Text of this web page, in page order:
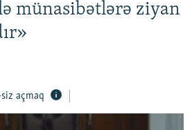
münasibətlərə ziyan
açmaq